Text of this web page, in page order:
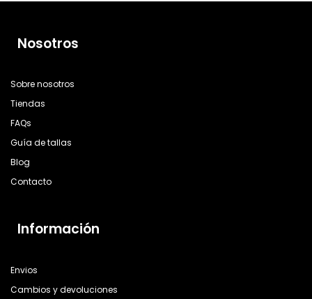
Nosotros
Sobre nosotros
Tiendas
FAQs
Guía de tallas
Blog
Contacto
Información
Envios
Cambios y devoluciones